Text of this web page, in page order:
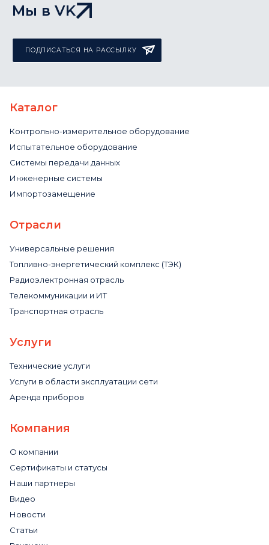
Мы в VK
ПОДПИСАТЬСЯ НА РАССЫЛКУ
Каталог
Контрольно-измерительное оборудование
Испытательное оборудование
Системы передачи данных
Инженерные системы
Импортозамещение
Отрасли
Универсальные решения
Топливно-энергетический комплекс (ТЭК)
Радиоэлектронная отрасль
Телекоммуникации и ИТ
Транспортная отрасль
Услуги
Технические услуги
Услуги в области эксплуатации сети
Аренда приборов
Компания
О компании
Сертификаты и статусы
Наши партнеры
Видео
Новости
Статьи